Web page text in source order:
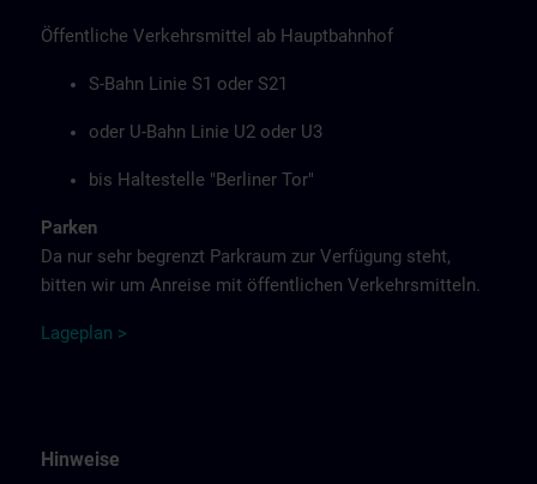
Öffentliche Verkehrsmittel ab Hauptbahnhof
S-Bahn Linie S1 oder S21
oder U-Bahn Linie U2 oder U3
bis Haltestelle "Berliner Tor"
Parken
Da nur sehr begrenzt Parkraum zur Verfügung steht,
bitten wir um Anreise mit öffentlichen Verkehrsmitteln.
Lagep lan >
Hinweise